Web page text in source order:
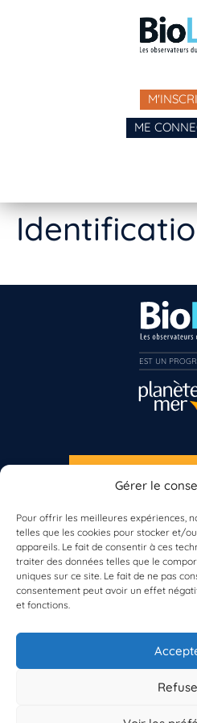
Gérer le
Pour offrir les meilleures expériences,
telles que les cookies pour stocker et/
appareils. Le fait de consentir à ces
traiter des données telles que le
uniques sur ce site. Le fait de ne pas
consentement peut avoir un effet
et fonctions.
ME
À propos de
Vos données
Résultats du
Contacts
S'INSCRIRE À LA
Inscrivez-vous